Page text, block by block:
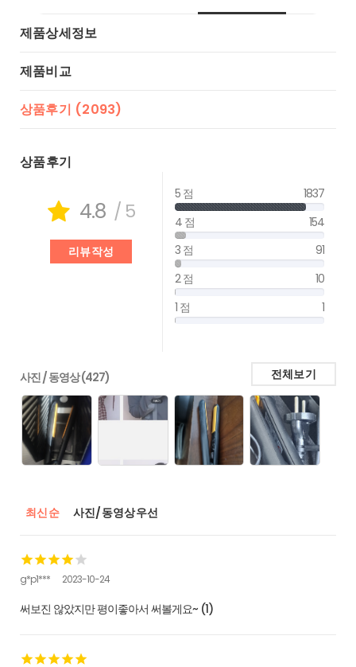
제품상세정보
제품비교
상품후기 (2093)
상품후기
4.8 / 5
리뷰작성
5 점
1837
4 점
154
3 점
91
2 점
10
1 점
1
사진 / 동영상 (427) 전체보기
최신순 사진/동영상우선
g*p1*** 2023-10-24
써보진 않았지만 평이좋아서 써볼게요~ (1)